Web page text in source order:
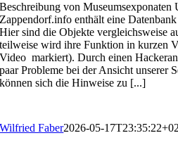
Beschreibung von Museumsexponaten
Zappendorf.info enthält eine
Hier sind die Objekte vergleichsweise
teilweise wird ihre Funktion in kurzen
Video markiert). Durch einen
paar Probleme bei der Ansicht unserer
können sich die Hinweise zu [...]
Wilfried Faber2026-05-